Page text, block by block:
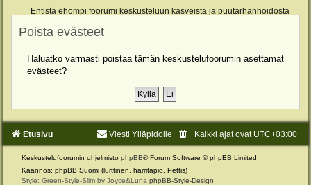
Entistä ehompi foorumi keskusteluun kasveista ja puutarhanhoidosta
Poista evästeet
Haluatko varmasti poistaa tämän keskustelufoorumin asettamat
evästeet?
Etusivu Kaikki ajat ovat UTC+03:00
Viesti Ylläpidolle
Keskustelufoorumin ohjelmisto phpBB® Forum Software © phpBB Limited
Käännös: phpBB Suomi (lurttinen, harritapio, Pettis)
Style: Green-Style-Slim by Joyce&Luna phpBB-Style-Design